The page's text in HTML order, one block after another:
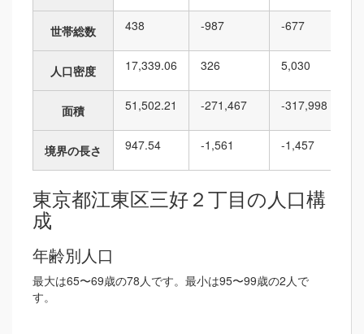
世帯総数 438 -987 -677
人口密度 17,339.06 326 5,030
面積 51,502.21 -271,467 -317,998
境界の長さ 947.54 -1,561 -1,457
東京都江東区三好２丁目の人口構
成
年齢別人口
最大は65〜69歳の78人です。最小は95〜99歳の2人で
す。